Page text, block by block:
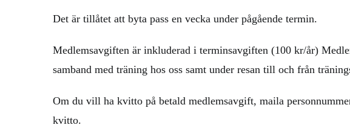
Det är tillåtet att byta pass en vecka under pågående termin.
Medlemsavgiften är inkluderad i terminsavgiften (100 kr/år)
samband med träning hos oss samt under resan till och från
Om du vill ha kvitto på betald medlemsavgift, maila
kvitto.